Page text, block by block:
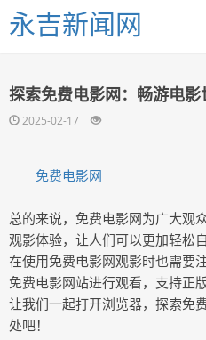
永吉新闻网
探索免费电影网：畅游电
2025-02-17
免费电影网
总的来说，免费电影网为广大观
观影体验，让人们可以更加轻松
在使用免费电影网观影时也需要
免费电影网站进行观看，支持正
让我们一起打开浏览器，探索免
处吧！